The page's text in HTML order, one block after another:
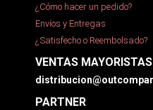
¿Cómo hacer un pedido?
Envíos y Entregas
¿Satisfecho o Reembolsado?
VENTAS MAYORISTAS
PARTNER